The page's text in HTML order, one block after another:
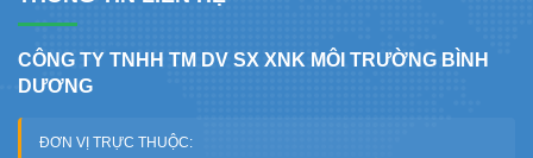
CÔNG TY TNHH TM DV SX XNK MÔI TRƯỜNG BÌNH
DƯƠNG
ĐƠN VỊ TRỰC THUỘC: